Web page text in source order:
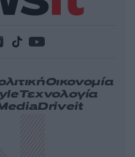
Οικονομία
Τεχνολογία
Driveit